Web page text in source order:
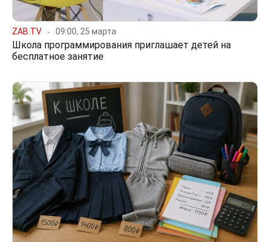
ZAB.TV 09:00, 25 марта
Школа программирования приглашает детей на
бесплатное занятие